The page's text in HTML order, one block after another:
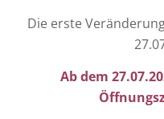
Die erste
Ab dem